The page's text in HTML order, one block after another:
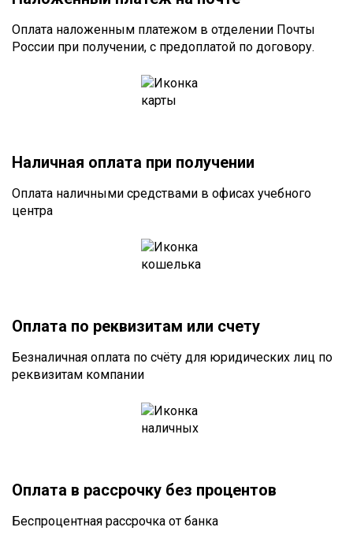
Оплата наложенным платежом в отделении Почты
России при получении, с предоплатой по договору.
Наличная оплата при получении
Оплата наличными средствами в офисах учебного
центра
Оплата по реквизитам или счету
Безналичная оплата по счёту для юридических лиц по
реквизитам компании
Оплата в рассрочку без процентов
Беспроцентная рассрочка от банка